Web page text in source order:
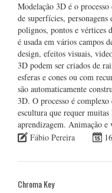
Modelação 3D é o
de superfícies,
polignos, pontos e vértices
é usada em vários campos
design, efeitos visuais,
3D podem ser criados de
esferas e cones ou com
são automaticamente
3D. O processo é
escultura que requer
aprendizagem. Animação
Fábio Pereira
Chroma Key